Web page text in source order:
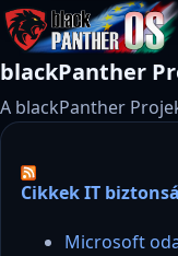
blackPanther
A blackPanther
Cikkek IT
Microsoft